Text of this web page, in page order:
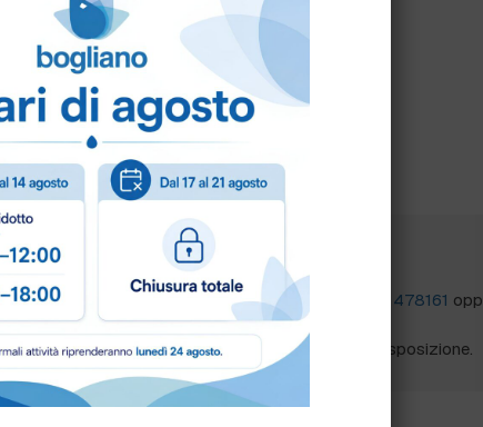
Spessore tubo 1,5 mm
Scheda Tecnica
Come ordinare?
Puoi ordinare chiamando al 0172 478161
info@bogliano.it.
Per ogni informazione siamo a disposizione.